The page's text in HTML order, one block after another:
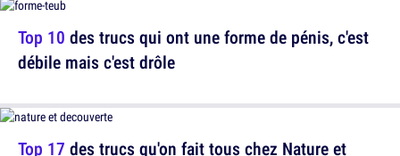
Top 10 des trucs qui ont une forme de pénis, c'est
débile mais c'est drôle
Top 17 des trucs qu'on fait tous chez Nature et